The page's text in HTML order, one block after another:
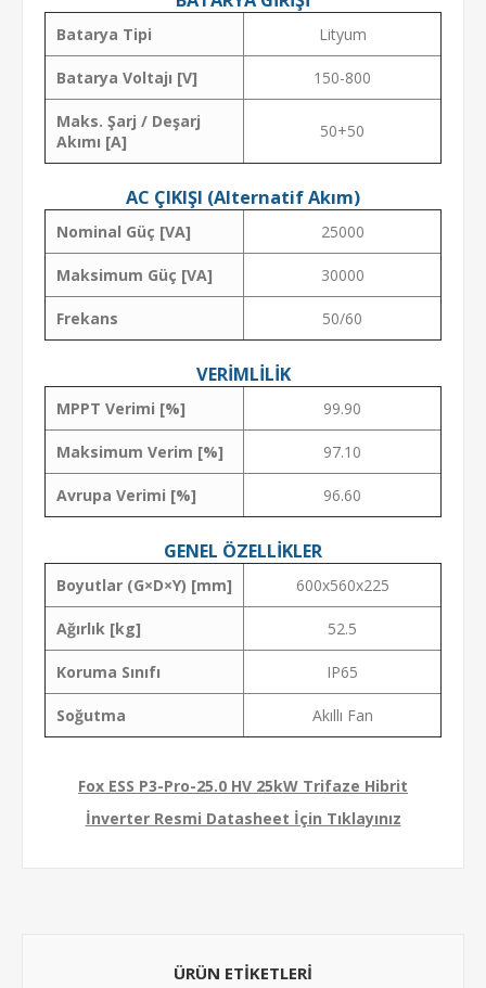
Batarya Tipi Lityum
Batarya Voltajı [V] 150-800
Maks. Şarj / Deşarj
Akımı [A]
50+50
AC ÇIKIŞI (Alternatif Akım)
Nominal Güç [VA] 25000
Maksimum Güç [VA] 30000
Frekans 50/60
VERİMLİLİK
MPPT Verimi [%] 99.90
Maksimum Verim [%] 97.10
Avrupa Verimi [%] 96.60
GENEL ÖZELLİKLER
Boyutlar (G×D×Y) [mm] 600x560x225
Ağırlık [kg] 52.5
Koruma Sınıfı IP65
Soğutma Akıllı Fan
Fox ESS P3-Pro-25.0 HV 25kW Trifaze Hibrit
İnverter Resmi Datasheet İçin Tıklayınız
ÜRÜN ETIKETLERI